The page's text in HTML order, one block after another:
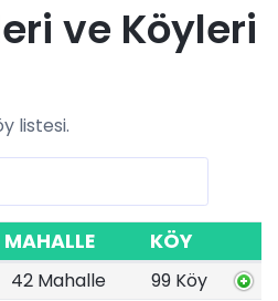
ve Köyleri
listesi.
MAHALLE KÖY
42 Mahalle
99 Köy